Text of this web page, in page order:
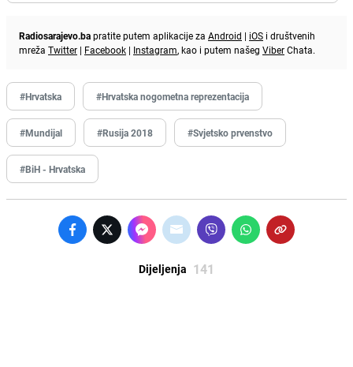
Radiosarajevo.bapratite putem aplikacije za Android | iOS i društvenih
mreža Twitter | Facebook | Instagram, kao i putem našeg ViberChata.
#Hrvatska #Hrvatska nogometna reprezentacija
#Mundijal #Rusija 2018 #Svjetsko prvenstvo
#BiH - Hrvatska
Dijeljenja 141